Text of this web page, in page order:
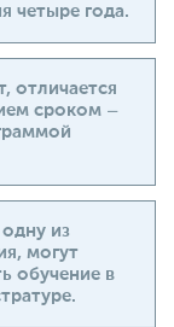
четыре года.
отличается
сроком –
из
могут
обучение в